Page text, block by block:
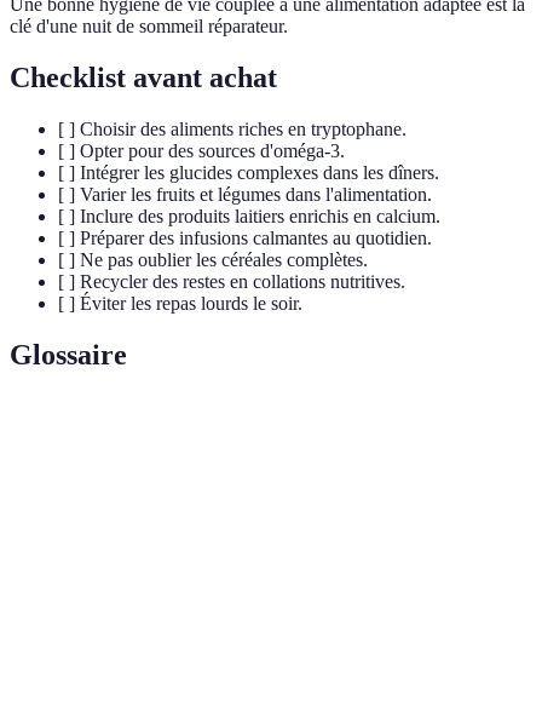
Une bonne hygiène de vie couplée à une alimentation adaptée est la
clé d'une nuit de sommeil réparateur.
Checklist avant achat
[ ] Choisir des aliments riches en tryptophane.
[ ] Opter pour des sources d'oméga-3.
[ ] Intégrer les glucides complexes dans les dîners.
[ ] Varier les fruits et légumes dans l'alimentation.
[ ] Inclure des produits laitiers enrichis en calcium.
[ ] Préparer des infusions calmantes au quotidien.
[ ] Ne pas oublier les céréales complètes.
[ ] Recycler des restes en collations nutritives.
[ ] Éviter les repas lourds le soir.
Glossaire